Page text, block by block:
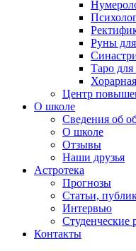
Руны для
Таро для
Центр
О школе
Сведения об
О школе
Отзывы
Наши друзья
Астротека
Прогнозы
Статьи,
Интервью
Студенческие
Контакты